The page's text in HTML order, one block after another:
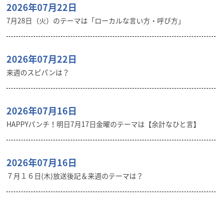
2026年07月22日
7月28日（火）のテーマは「ローカルな言い方・呼び方」
2026年07月22日
来週のスピパンは？
2026年07月16日
HAPPYパンチ！明日7月17日金曜のテーマは【余計なひと言】
2026年07月16日
７月１６日(木)放送後記＆来週のテーマは？